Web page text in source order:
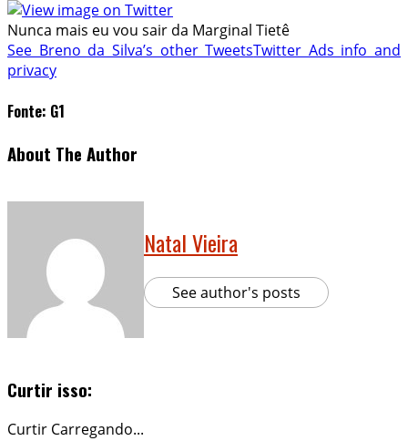
Nunca mais eu vou sair da Marginal Tietê
See Breno da Silva’s other TweetsTwitter Ads info and
privacy
Fonte: G1
About The Author
Natal Vieira
See author's posts
Curtir isso:
Curtir Carregando...